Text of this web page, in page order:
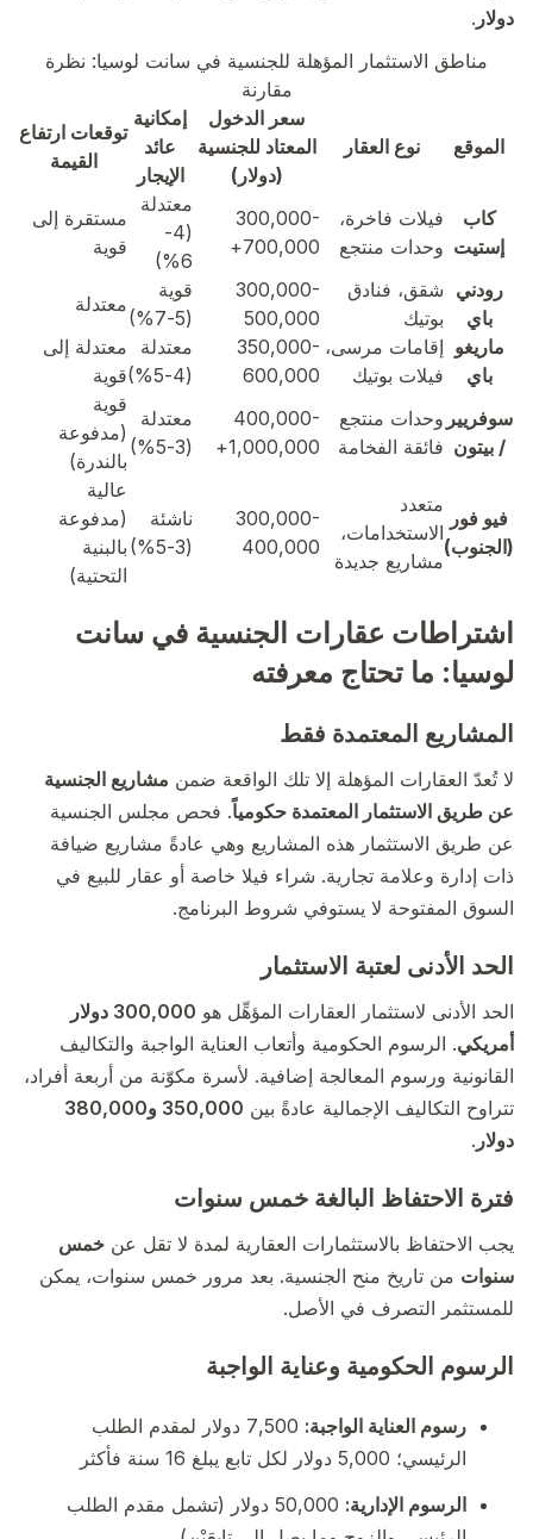
دولار .
مناطق الاستثمار المؤهلة للجنسية في سانت لوسيا: نظرة
مقارنة
الموقع نوع العقار
سعر الدخول
المعتاد للجنسية
(دولار)
إمكانية
عائد
الإيجار
توقعات ارتفاع
القيمة
كاب
إستيت
فيلات فاخرة،
وحدات منتجع
300,000-
700,000+
معتدلة
(4-
6%)
مستقرة إلى
قوية
رودني
باي
شقق، فنادق
بوتيك
300,000-
500,000
قوية
(5-7%)
معتدلة
ماريغو
باي
إقامات مرسى،
فيلات بوتيك
350,000-
600,000
معتدلة
(4-5%)
معتدلة إلى
قوية
سوفريير
/ بيتون
وحدات منتجع
فائقة الفخامة
400,000-
1,000,000+
معتدلة
(3-5%)
قوية
(مدفوعة
بالندرة)
فيو فور
(الجنوب)
متعدد
الاستخدامات،
مشاريع جديدة
300,000-
400,000
ناشئة
(3-5%)
عالية
(مدفوعة
بالبنية
التحتية)
اشتراطات عقارات الجنسية في سانت
لوسيا: ما تحتاج معرفته
المشاريع المعتمدة فقط
لا تُعدّ العقارات المؤهلة إلا تلك الواقعة ضمن مشاريع الجنسية
عن طريق الاستثمار المعتمدة حكومياً. فحص مجلس الجنسية
عن طريق الاستثمار هذه المشاريع وهي عادةً مشاريع ضيافة
ذات إدارة وعلامة تجارية. شراء فيلا خاصة أو عقار للبيع في
السوق المفتوحة لا يستوفي شروط البرنامج.
الحد الأدنى لعتبة الاستثمار
الحد الأدنى لاستثمار العقارات المؤهِّل هو
300,000 دولار
أمريكي. الرسوم الحكومية وأتعاب العناية الواجبة والتكاليف
القانونية ورسوم المعالجة إضافية. لأسرة مكوّنة من أربعة أفراد،
تتراوح التكاليف الإجمالية عادةً بين
350,000 و380,000
دولار .
فترة الاحتفاظ البالغة خمس سنوات
يجب الاحتفاظ بالاستثمارات العقارية لمدة لا تقل عن خمس
سنوات من تاريخ منح الجنسية. بعد مرور خمس سنوات، يمكن
للمستثمر التصرف في الأصل.
الرسوم الحكومية وعناية الواجبة
رسوم العناية الواجبة:
7,500 دولار لمقدم الطلب
الرئيسي؛ 5,000 دولار لكل تابع يبلغ 16 سنة فأكثر
الرسوم الإدارية:
50,000 دولار (تشمل مقدم الطلب